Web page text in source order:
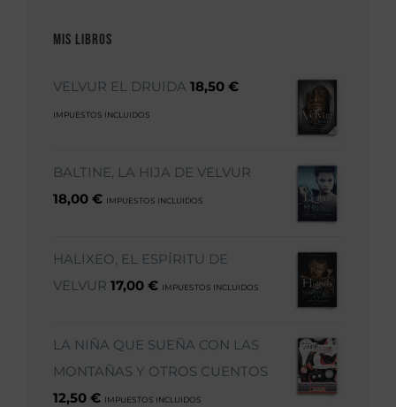
Mis libros
VELVUR EL DRUIDA 18,50 €
IMPUESTOS INCLUIDOS
BALTINE, LA HIJA DE VELVUR
18,00 € IMPUESTOS INCLUIDOS
HALIXEO, EL ESPÍRITU DE
VELVUR 17,00 € IMPUESTOS INCLUIDOS
LA NIÑA QUE SUEÑA CON LAS
MONTAÑAS Y OTROS CUENTOS
12,50 € IMPUESTOS INCLUIDOS